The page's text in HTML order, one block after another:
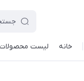
خانه لیست محصولات